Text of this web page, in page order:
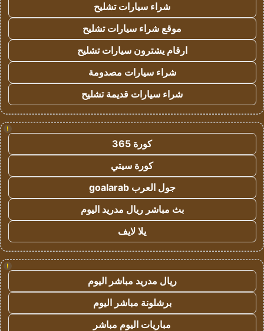
شراء سيارات تشليح
موقع شراء سيارات تشليح
ارقام يشترون سيارات تشليح
شراء سيارات مصدومة
شراء سيارات قديمة تشليح
!
كورة 365
كورة سيتي
جول العرب goalarab
بث مباشر ريال مدريد اليوم
يلا لايف
!
ريال مدريد مباشر اليوم
برشلونة مباشر اليوم
مباريات اليوم مباشر